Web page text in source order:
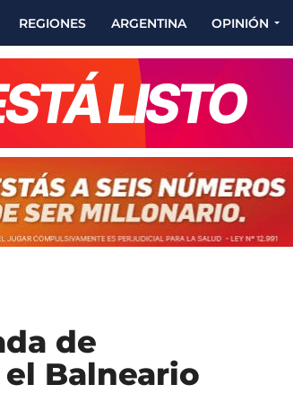
REGIONES ARGENTINA OPINIÓN
de
Balneario